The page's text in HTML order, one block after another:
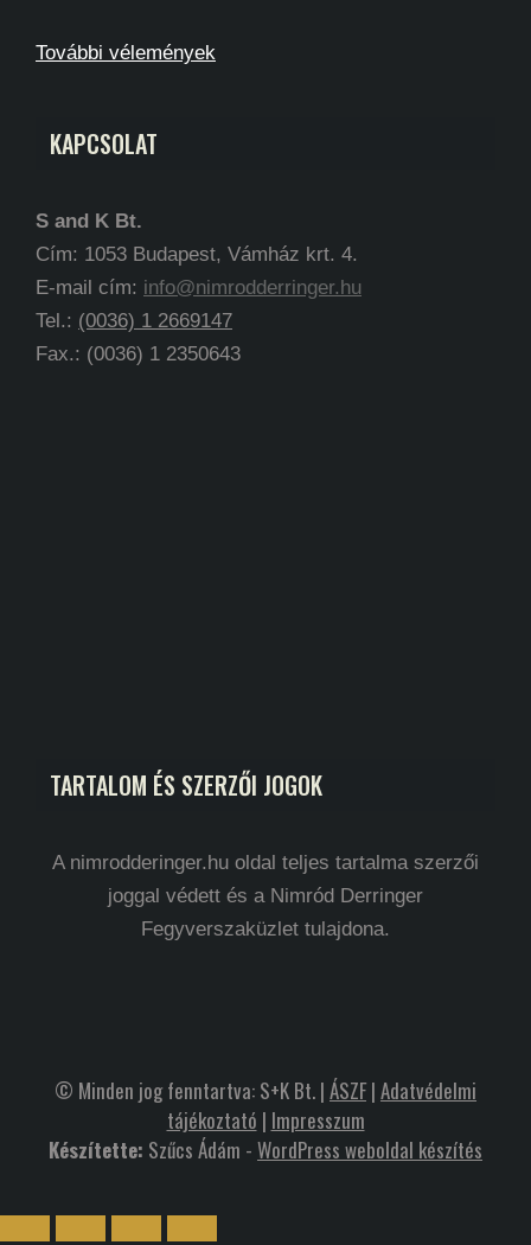
További vélemények
KAPCSOLAT
S and K Bt.
Cím: 1053 Budapest, Vámház krt. 4.
E-mail cím: info@nimrodderringer.hu
Tel.: (0036) 1 2669147
Fax.: (0036) 1 2350643
TARTALOM ÉS SZERZŐI JOGOK
A nimrodderinger.hu oldal teljes tartalma szerzői
joggal védett és a Nimród Derringer
Fegyverszaküzlet tulajdona.
© Minden jog fenntartva: S+K Bt. | ÁSZF| Adatvédelmi
tájékoztató | Impresszum
Készítette: Szűcs Ádám - WordPress weboldal készítés